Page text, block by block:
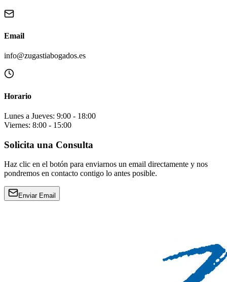
Email
info@zugastiabogados.es
Horario
Lunes a Jueves: 9:00 - 18:00
Viernes: 8:00 - 15:00
Solicita una Consulta
Haz clic en el botón para enviarnos un email directamente y nos
pondremos en contacto contigo lo antes posible.
Enviar Email